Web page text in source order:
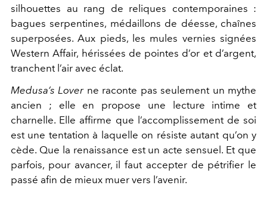
silhouettes au rang de reliques contemporaines :
bagues serpentines, médaillons de déesse, chaînes
superposées. Aux pieds, les mules vernies signées
Western Affair, hérissées de pointes d’or et d’argent,
tranchent l’air avec éclat.
Medusa’s Loverne raconte pas seulement un mythe
ancien ; elle en propose une lecture intime et
charnelle. Elle affirme que l’accomplissement de soi
est une tentation à laquelle on résiste autant qu’on y
cède. Que la renaissance est un acte sensuel. Et que
parfois, pour avancer, il faut accepter de pétrifier le
passé afin de mieux muer vers l’avenir.